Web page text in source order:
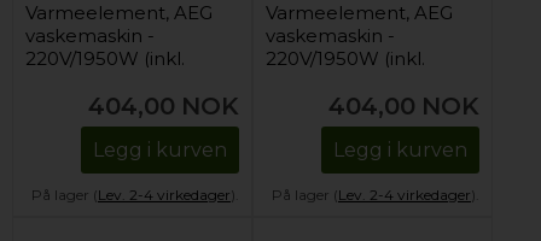
Varmeelement, AEG
vaskemaskin -
220V/1950W (inkl.
404,00 NOK
Legg i kurven
På lager (Lev. 2-4 virkedager).
Varmeelement, AEG
vaskemaskin -
220V/1950W (inkl.
404,00 NOK
Legg i kurven
På lager (Lev. 2-4 virkedager).